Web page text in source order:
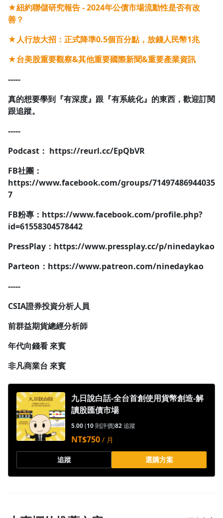
★紐約聯儲研究報告 - 2024年公債市場流動性是否有改
善？
★人行放大招：正式降準0.5個百分點，放錢人民幣1兆
★台美股重要觀察&其他重要國際新聞&重要產業資訊
-----
真的想要學到『有深度』跟『有系統化』的東西，歡迎訂閱
跟追蹤。
-----
Podcast： https://reurl.cc/EpQbVR
FB社團：
https://www.facebook.com/groups/71497486944035
7
FB粉專：https://www.facebook.com/profile.php?
id=61558304578442
PressPlay：https://www.pressplay.cc/p/ninedaykao
Parteon：https://www.patreon.com/ninedaykao
-----
CSIA證券投資分析人員
前群益期貨總經分析師
年代向錢看 來賓
非凡商業台 來賓
九日說白話-全台首創使用貨幣創造-解
讀股匯債市場
5.00(10 則評價)82追蹤
NT$750 / 月
追蹤 選購方案